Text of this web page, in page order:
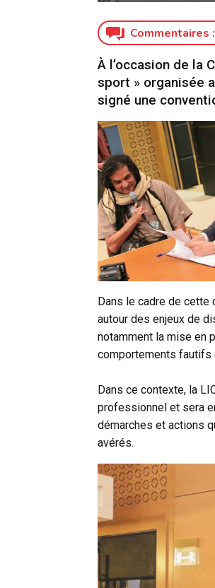
Commentaires :
À l’occasion de la
sport » organisée
signé une
Dans le cadre de cette
autour des enjeux de
notamment la mise en
comportements fautifs
Dans ce contexte, la
professionnel et sera
démarches et actions
avérés.